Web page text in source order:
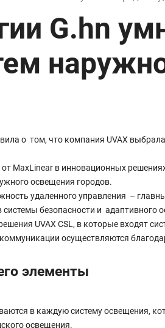
G.hn
о том, что компания UVAX
от MaxLinear в инновационных
освещения городов.
удаленного управления –
системы безопасности и
UVAX CSL, в которые входят
осуществляются
элементы
в каждую систему освещения,
освещения.